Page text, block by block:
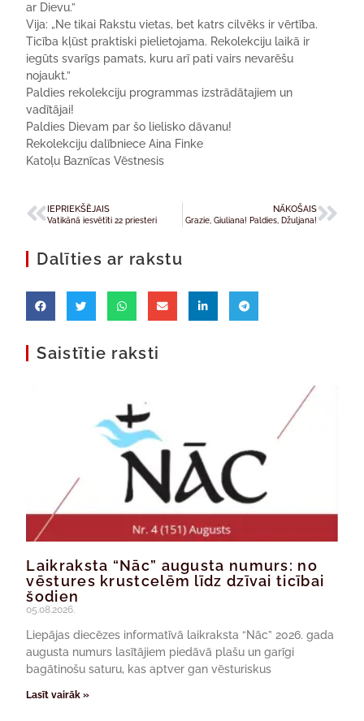
ar Dievu.”
Vija: „Ne tikai Rakstu vietas, bet katrs cilvēks ir vērtība.
Ticība kļūst praktiski pielietojama. Rekolekciju laikā ir
iegūts svarīgs pamats, kuru arī pati vairs nevarēšu
nojaukt.”
Paldies rekolekciju programmas izstrādātajiem un
vadītājai!
Paldies Dievam par šo lielisko dāvanu!
Rekolekciju dalībniece Aina Finke
Katoļu Baznīcas Vēstnesis
IEPRIEKŠĒJAIS
Vatikānā iesvētīti 22 priesteri
NĀKOŠAIS
Grazie, Giuliana! Paldies, Džuljana!
Dalīties ar rakstu
Saistītie raksti
Laikraksta “Nāc” augusta numurs: no
vēstures krustcelēm līdz dzīvai ticībai
šodien
05.08.2026.
Liepājas diecēzes informatīvā laikraksta “Nāc” 2026. gada
augusta numurs lasītājiem piedāvā plašu un garīgi
bagātinošu saturu, kas aptver gan vēsturiskus
Lasīt vairāk »